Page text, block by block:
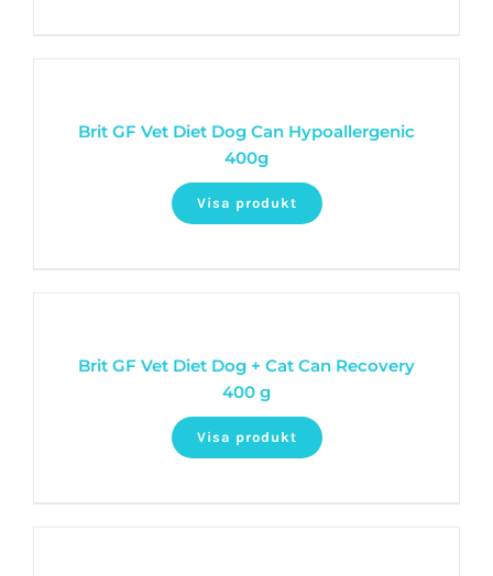
Brit GF Vet Diet Dog Can Hypoallergenic
400g
Visa produkt
Brit GF Vet Diet Dog + Cat Can Recovery
400 g
Visa produkt